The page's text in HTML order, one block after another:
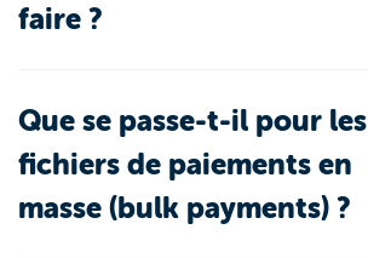
faire ?
Que se passe-t-il pour les
fichiers de paiements en
masse (bulk payments) ?